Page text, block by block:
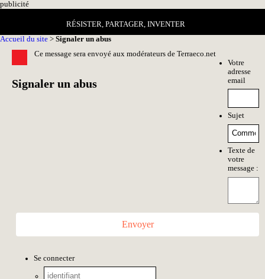
publicité
RÉSISTER, PARTAGER, INVENTER
Accueil du site > Signaler un abus
Ce message sera envoyé aux modérateurs de Terraeco.net
Signaler un abus
Votre
adresse
email
Sujet
Texte de
votre
message :
Envoyer
Se connecter